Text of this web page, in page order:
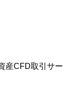
CFD取引サ